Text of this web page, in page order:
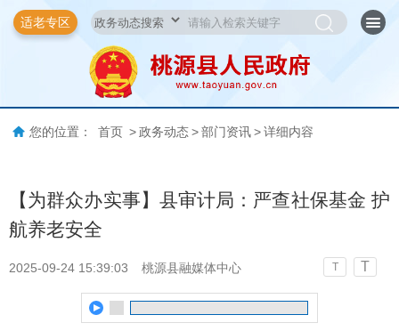
适老专区
您的位置： 首页 > 政务动态 > 部门资讯 > 详细内容
【为群众办实事】县审计局：严查社保基金 护
航养老安全
2025-09-24 15:39:03 桃源县融媒体中心 T T